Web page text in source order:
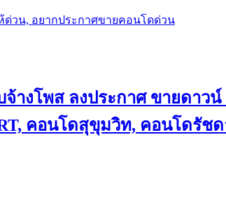
วน, อยากประกาศขายคอนโดด่วน
จ้างโพส ลงประกาศ ขายดา
คอนโดสุขุมวิท, คอนโดรัช